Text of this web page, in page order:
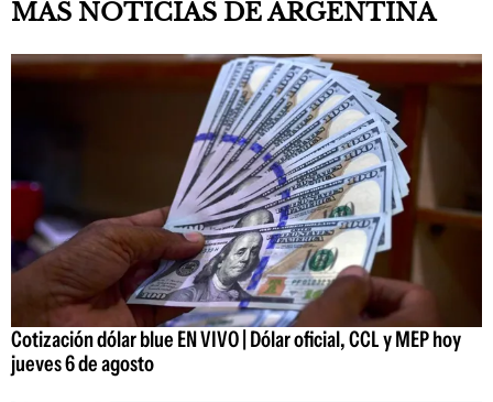
MÁS NOTICIAS DE ARGENTINA
Cotización dólar blue EN VIVO | Dólar oficial, CCL y MEP hoy
jueves 6 de agosto